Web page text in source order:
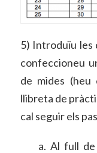
5) Introduïu les
confeccioneu
de mides (heu
llibreta de
cal seguir els
a. Al full